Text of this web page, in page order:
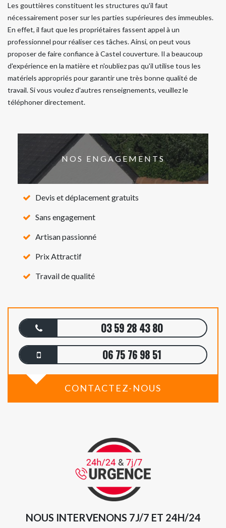
Les gouttières constituent les structures qu'il faut
nécessairement poser sur les parties supérieures des immeubles.
En effet, il faut que les propriétaires fassent appel à un
professionnel pour réaliser ces tâches. Ainsi, on peut vous
proposer de faire confiance à Castel couverture. Il a beaucoup
d'expérience en la matière et n'oubliez pas qu'il utilise tous les
matériels appropriés pour garantir une très bonne qualité de
travail. Si vous voulez d'autres renseignements, veuillez le
téléphoner directement.
NOS ENGAGEMENTS
Devis et déplacement gratuits
Sans engagement
Artisan passionné
Prix Attractif
Travail de qualité
03 59 28 43 80
06 75 76 98 51
CONTACTEZ-NOUS
NOUS INTERVENONS 7J/7 ET 24H/24